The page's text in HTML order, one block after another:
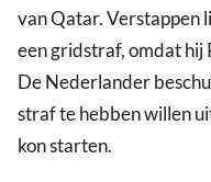
van Qatar. Verstappen
een gridstraf, omdat hij
De Nederlander
straf te hebben willen
kon starten.